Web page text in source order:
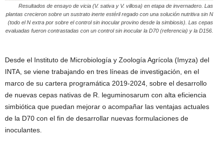
Resultados de ensayo de vicia (V. sativa y V. villosa) en etapa de invernadero. Las
plantas crecieron sobre un sustrato inerte estéril regado con una solución nutritiva sin N
(todo el N extra por sobre el control sin inocular provino desde la simbiosis). Las cepas
evaluadas fueron contrastadas con un control sin inocular la D70 (referencia) y la D156.
Desde el Instituto de Microbiología y Zoología Agrícola (Imyza) del
INTA, se viene trabajando en tres líneas de investigación, en el
marco de su cartera programática 2019-2024, sobre el desarrollo
de nuevas cepas nativas de R. leguminosarum con alta eficiencia
simbiótica que puedan mejorar o acompañar las ventajas actuales
de la D70 con el fin de desarrollar nuevas formulaciones de
inoculantes.